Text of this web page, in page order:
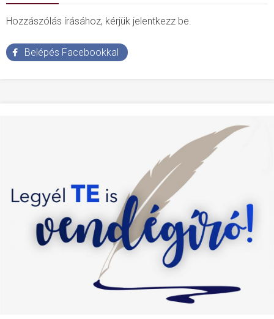
Hozzászólás írásához, kérjük jelentkezz be.
Belépés Facebookkal